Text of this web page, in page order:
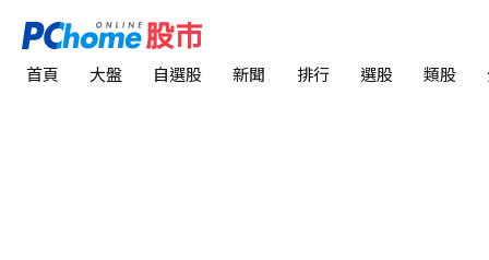
首頁 大盤 自選股 新聞 排行 選股 類股